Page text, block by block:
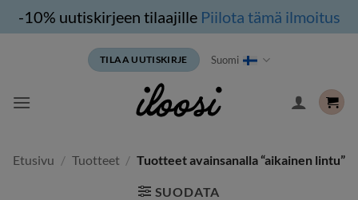
-10% uutiskirjeen tilaajille Piilota tämä ilmoitus
TILAA UUTISKIRJE Suomi
Etusivu / Tuotteet / Tuotteet avainsanalla “aikainen lintu”
SUODATA